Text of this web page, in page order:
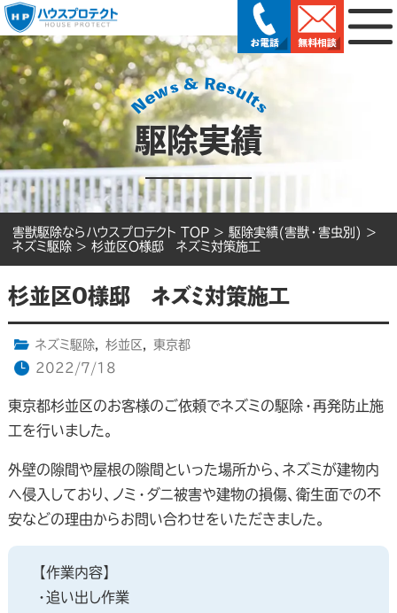
駆除実績
害獣駆除ならハウスプロテクト TOP > 駆除実績(害獣・害虫別) >
ネズミ駆除 > 杉並区O様邸 ネズミ対策施工
杉並区O様邸 ネズミ対策施工
ネズミ駆除, 杉並区 ,
東京都
2022/7/18
東京都杉並区のお客様のご依頼でネズミの駆除・再発防止施
工を行いました。
外壁の隙間や屋根の隙間といった場所から、ネズミが建物内
へ侵入しており、ノミ・ダニ被害や建物の損傷、衛生面での不
安などの理由からお問い合わせをいただきました。
【作業内容】
・追い出し作業